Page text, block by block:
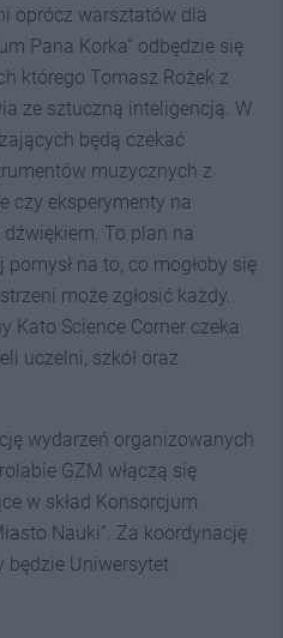
oprócz warsztatów dla
Pana Korka” odbędzie się
którego Tomasz Rożek z
ze sztuczną inteligencją. W
będą czekać
muzycznych z
czy eksperymenty na
To plan na
na to, co mogłoby się
może zgłosić każdy.
Kato Science Corner czeka
uczelni, szkół oraz
wydarzeń organizowanych
GZM włączą się
w skład Konsorcjum
Nauki”. Za koordynację
będzie Uniwersytet